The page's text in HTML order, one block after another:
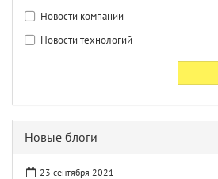
Новости компании
Новости технологий
Новые блоги
23 сентября 2021